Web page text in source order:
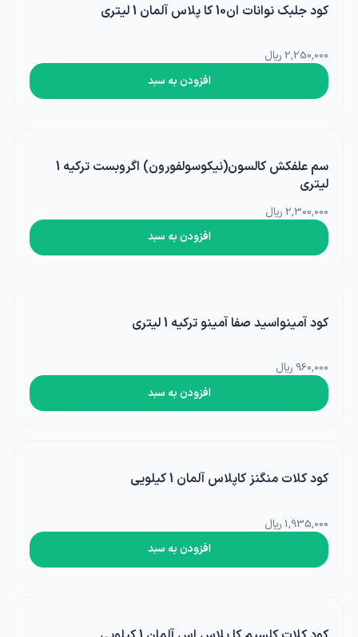
کود جلبک نوانات ان10 کا پلاس آلمان 1 لیتری
2,250,000 ریال
افزودن به سبد
سم علفکش کالسون(نیکوسولفورون) اگروبست ترکیه 1
لیتری
2,300,000 ریال
افزودن به سبد
کود آمینواسید صفا آمینو ترکیه 1 لیتری
960,000 ریال
افزودن به سبد
کود کلات منگنز کاپلاس آلمان 1 کیلویی
1,935,000 ریال
افزودن به سبد